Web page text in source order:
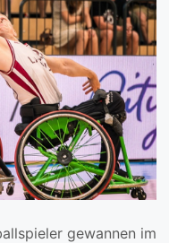
gewannen im